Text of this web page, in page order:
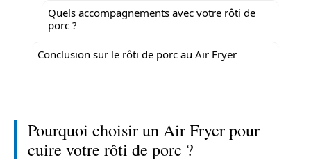
Quels accompagnements avec votre rôti de
porc ?
Conclusion sur le rôti de porc au Air Fryer
Pourquoi choisir un Air Fryer pour
cuire votre rôti de porc ?